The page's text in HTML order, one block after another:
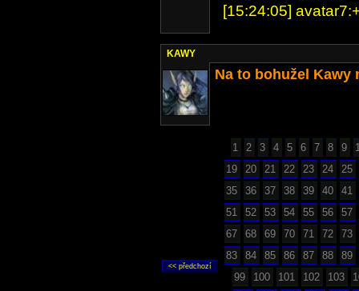
[15:24:05]
KAWY
Na to bohužel Kawy
1 2 3 4 5 6 7 8 9
19
20 21 22 23 24
25
35
36 37 38 39 40
41
51
52 53 54 55 56
57
67
68 69 70 71 72
73
83
84 85 86 87 88
89
99
100 101 102 103